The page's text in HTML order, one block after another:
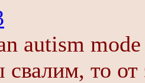
autism mode
то от